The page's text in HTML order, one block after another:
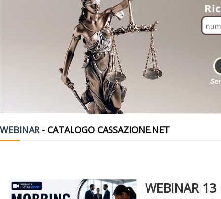
WEBINAR- CATALOGO CASSAZIONE.NET
WEBINAR